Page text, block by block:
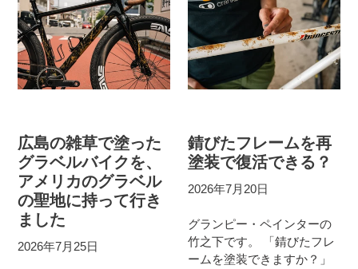
広島の雑草で塗った
グラベルバイクを、
アメリカのグラベル
の聖地に持って行き
ました
2026年7月25日
錆びたフレームを再
塗装で復活できる？
2026年7月20日
グランピー・ペインターの
竹之下です。 「錆びたフレ
ームを塗装できますか？」